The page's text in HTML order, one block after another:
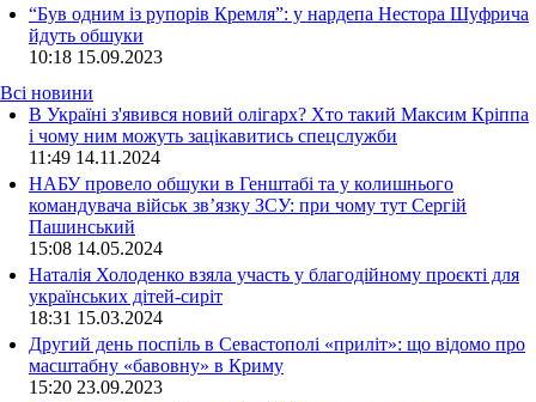
“Був одним із рупорів Кремля”: у нардепа Нестора Шуфрича
йдуть обшуки
10:18 15.09.2023
Всі новини
В Україні з'явився новий олігарх? Хто такий Максим Кріппа
і чому ним можуть зацікавитись спецслужби
11:49 14.11.2024
НАБУ провело обшуки в Генштабі та у колишнього
командувача військ зв’язку ЗСУ: при чому тут Сергій
Пашинський
15:08 14.05.2024
Наталія Холоденко взяла участь у благодійному проєкті для
українських дітей-сиріт
18:31 15.03.2024
Другий день поспіль в Севастополі «приліт»: що відомо про
масштабну «бавовну» в Криму
15:20 23.09.2023